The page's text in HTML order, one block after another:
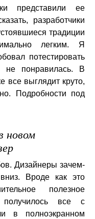
представили ее
разработчики
традиции
легким. Я
потестировать
не понравилась. В
все выглядит круто,
Подробности под
новом
Дизайнеры зачем-
Вроде как это
полезное
получилось все с
в полноэкранном